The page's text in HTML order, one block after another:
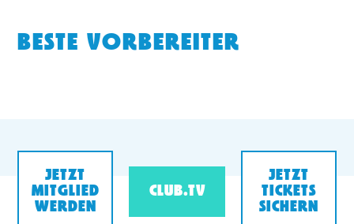
BESTE VORBEREITER
JETZT
MITGLIED
WERDEN
CLUB.TV
JETZT
TICKETS
SICHERN